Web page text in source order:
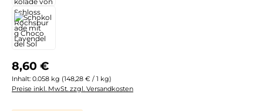
Regulärer Preis:
8,60 €
Inhalt: 0.058 kg (148,28 € / 1 kg)
Preise inkl. MwSt. zzgl. Versandkosten